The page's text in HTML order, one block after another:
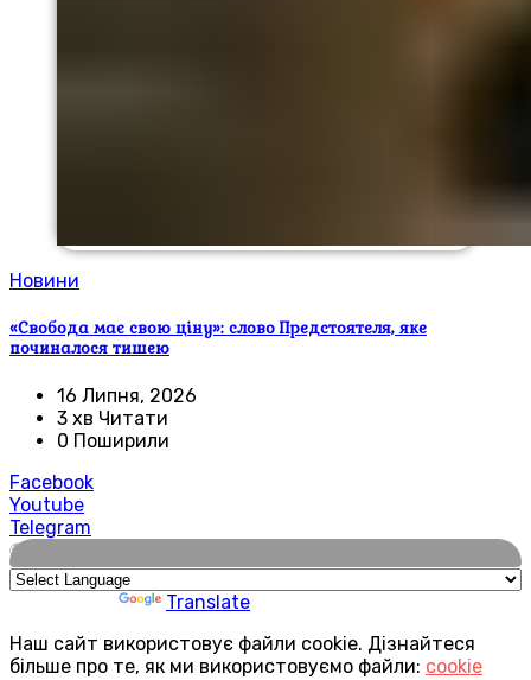
Новини
«Свобода має свою ціну»: слово Предстоятеля, яке
починалося тишею
16 Липня, 2026
3 хв Читати
0 Поширили
Facebook
Youtube
Telegram
🌍
Translate
Наш сайт використовує файли cookie. Дізнайтеся
більше про те, як ми використовуємо файли: cookie